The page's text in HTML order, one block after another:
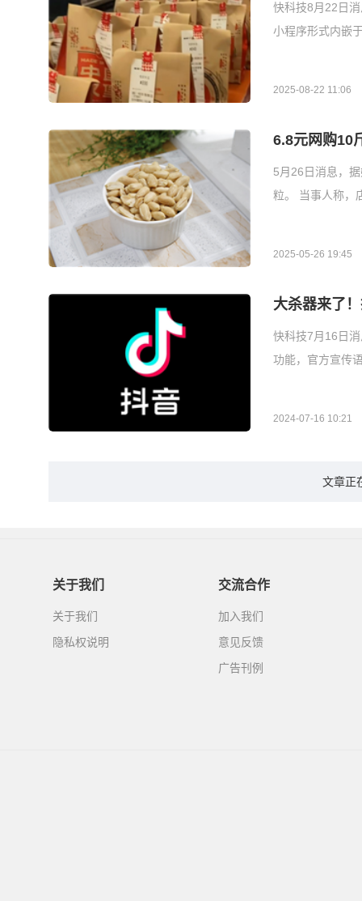
快科技8月22日
小程序形式内嵌
2025-08-22 11:06
6.8元网购10
5月26日消息，
粒。 当事人称，
2025-05-26 19:45
大杀器来了
快科技7月16日
功能，官方宣传
2024-07-16 10:21
文章正
关于我们
关于我们
隐私权说明
交流合作
加入我们
意见反馈
广告刊例